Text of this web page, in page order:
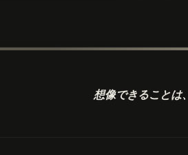
想像できることは、